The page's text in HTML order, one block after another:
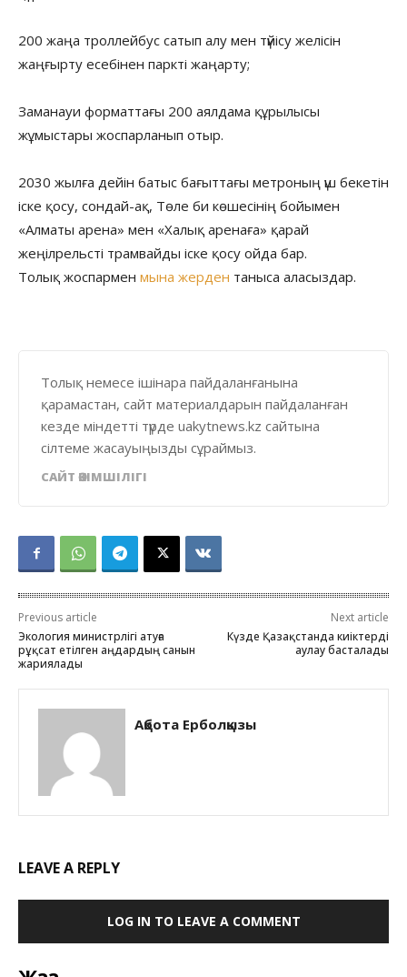
200 жаңа троллейбус сатып алу мен түйісу желісін
жаңғырту есебінен паркті жаңарту;
Заманауи форматтағы 200 аялдама құрылысы
жұмыстары жоспарланып отыр.
2030 жылға дейін батыс бағыттағы метроның үш бекетін
іске қосу, сондай-ақ, Төле би көшесінің бойымен
«Алматы арена» мен «Халық аренаға» қарай
жеңілрельсті трамвайды іске қосу ойда бар.
Толық жоспармен мына жерден таныса аласыздар.
Толық немесе ішінара пайдаланғанына
қарамастан, сайт материалдарын пайдаланған
кезде міндетті түрде uakytnews.kz сайтына
сілтеме жасауыңызды сұраймыз.
САЙТ ӘКІМШІЛІГІ
Previous article
Экология министрлігі атуға
рұқсат етілген аңдардың санын
жариялады
Next article
Күзде Қазақстанда киіктерді
аулау басталады
Ақбота Ерболқызы
LEAVE A REPLY
LOG IN TO LEAVE A COMMENT